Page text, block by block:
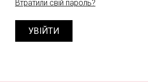
Втратили свій пароль?
УВІЙТИ